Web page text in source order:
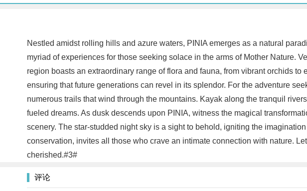
Nestled amidst rolling hills and azure waters, PINIA emerges as a natural
myriad of experiences for those seeking solace in the arms of Mother Nature.
region boasts an extraordinary range of flora and fauna, from vibrant orchids
ensuring that future generations can revel in its splendor. For the adventure
numerous trails that wind through the mountains. Kayak along the tranquil
fueled dreams. As dusk descends upon PINIA, witness the magical
scenery. The star-studded night sky is a sight to behold, igniting the
conservation, invites all those who crave an intimate connection with nature.
cherished.#3#
评论